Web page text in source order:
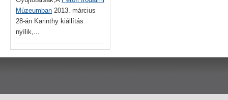
Múzeumban 2013. március
28-án Karinthy kiállítás
nyílik,...